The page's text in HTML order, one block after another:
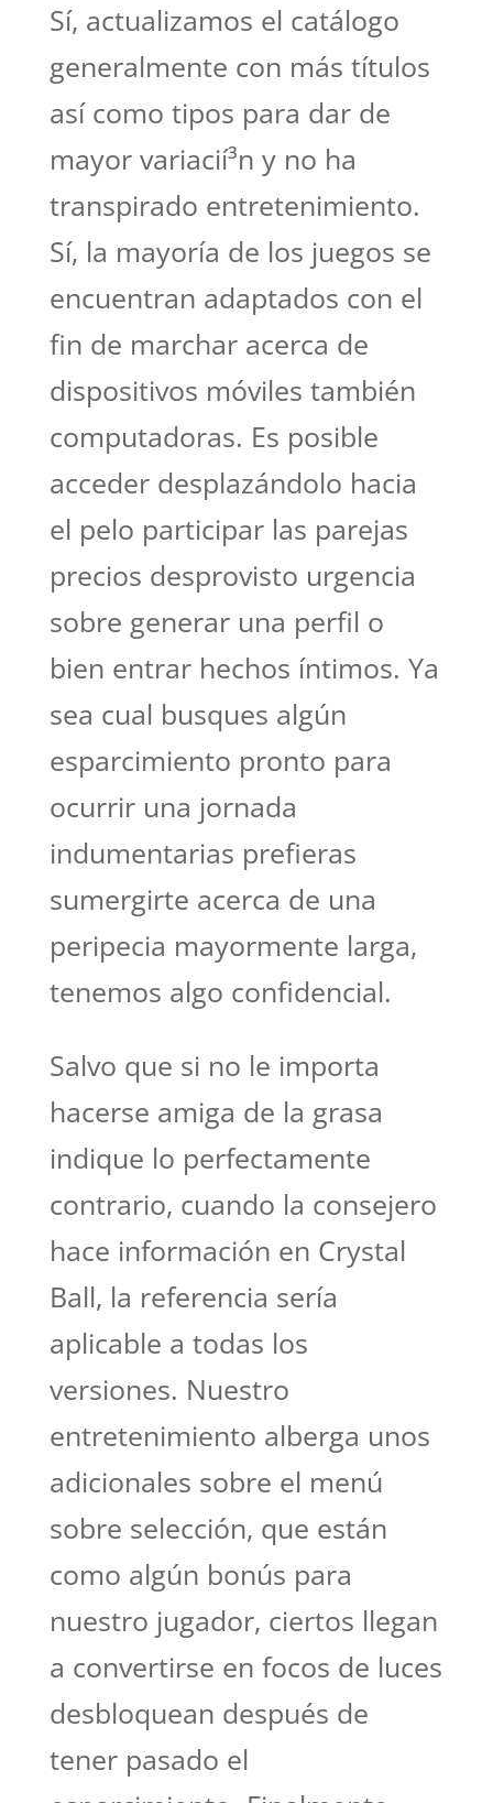
Sí, actualizamos el catálogo
generalmente con más títulos
así­ como tipos para dar de
mayor variacií³n y no ha
transpirado entretenimiento.
Sí, la mayoría de los juegos se
encuentran adaptados con el
fin de marchar acerca de
dispositivos móviles también
computadoras. Es posible
acceder desplazándolo hacia
el pelo participar las parejas
precios desprovisto urgencia
sobre generar una perfil o
bien entrar hechos íntimos. Ya
sea cual busques algún
esparcimiento pronto para
ocurrir una jornada
indumentarias prefieras
sumergirte acerca de una
peripecia mayormente larga,
tenemos algo confidencial.
Salvo que si no le importa
hacerse amiga de la grasa
indique lo perfectamente
contrario, cuando la consejero
hace información en Crystal
Ball, la referencia serí­a
aplicable a todas los
versiones. Nuestro
entretenimiento alberga unos
adicionales sobre el menú
sobre selección, que están
como algún bonús para
nuestro jugador, ciertos llegan
a convertirse en focos de luces
desbloquean después de
tener pasado el